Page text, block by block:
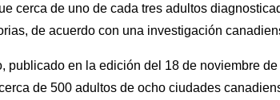
cerca de uno de cada tres adultos
de acuerdo con una investigación
publicado en la edición del 18 de noviembre
de 500 adultos de ocho ciudades